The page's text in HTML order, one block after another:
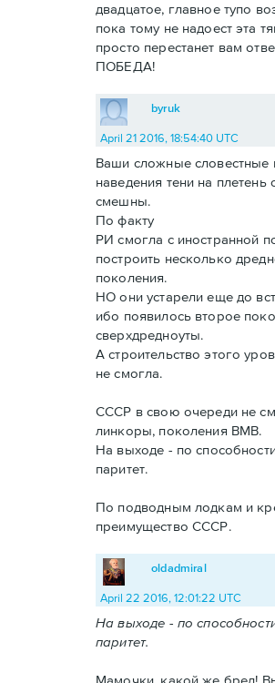
двадцатое, главное тупо
пока тому не надоест эта
просто перестанет вам
ПОБЕДА!
byruk
April 21 2016, 18:54:40 UTC
Ваши сложные словестные
наведения тени на плетень
смешны.
По факту
РИ смогла с иностранной
построить несколько
поколения.
НО они устарели еще до
ибо появилось второе
сверхдредноуты.
А строительство этого
не смогла.
СССР в свою очереди не
линкоры, поколения ВМВ.
На выходе - по
паритет.
По подводным лодкам и
преимущество СССР.
oldadmiral
April 22 2016, 12:01:22 UTC
На выходе - по
паритет.